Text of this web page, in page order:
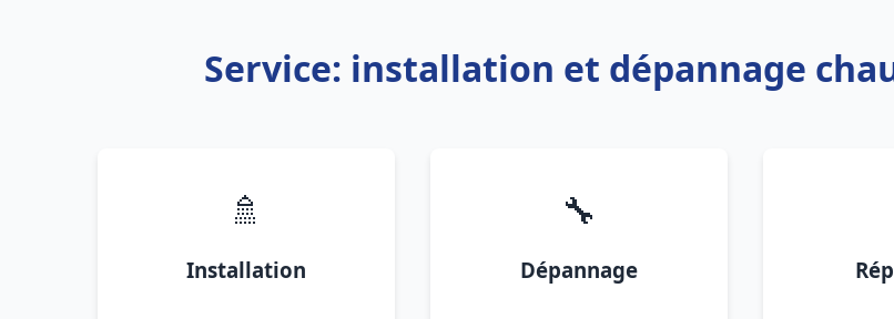
Service: installation et dépannage
🚿
Installation
🔧
Dépannage